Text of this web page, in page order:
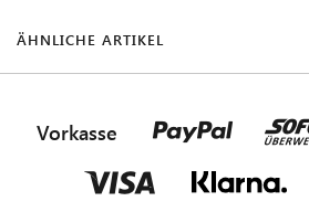
ÄHNLICHE ARTIKEL
Vorkasse